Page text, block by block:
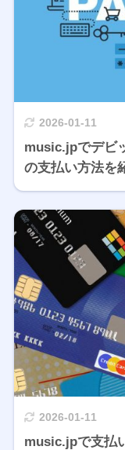
2026-01-11
music.jpでデビ
の支払い方法を
2026-01-11
music.jpで支払